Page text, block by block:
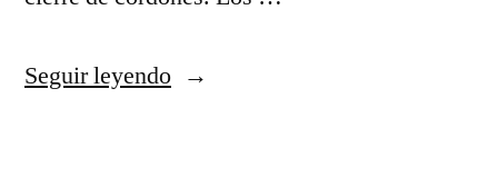
Seguir leyendo«precio